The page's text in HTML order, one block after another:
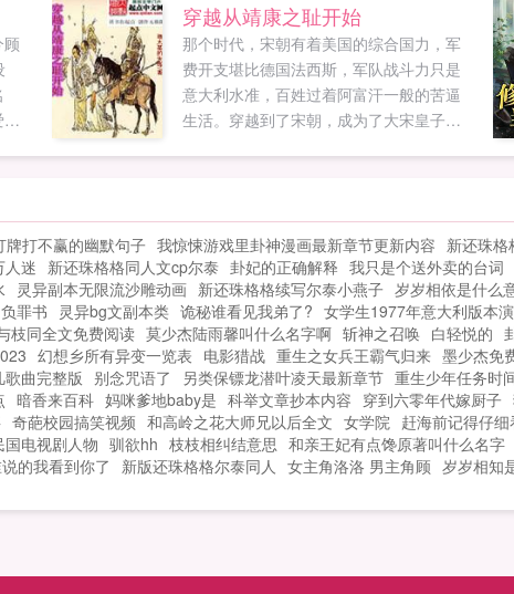
他
体
穿越从靖康之耻开始
那个时代，宋朝有着美国的综合国力，军
费开支堪比德国法西斯，军队战斗力只是
意大利水准，百姓过着阿富汗一般的苦逼
生活。穿越到了宋朝，成为了大宋皇子，
代宋皇崛起了。金兀术叹息道仪王如猛
虎，使我女真难安息！士大夫说昏君，竟
然要改制，竟敢篡改祖训！岳飞道官家性
情刚烈，堪比太祖，我朝中兴有望！秦桧
颤声道靖武皇残暴堪比始皇，大宋势如危
卵！赵朴淡淡道我死后，管他洪水滔天！...
牌打不赢的幽默句子 我惊悚游戏里卦神漫画最新章节更新内容 新还珠格
人迷 新还珠格格同人文cp尔泰 卦妃的正确解释 我只是个送外卖的台词
灵异副本无限流沙雕动画 新还珠格格续写尔泰小燕子 岁岁相依是什么
负罪书 灵异bg文副本类 诡秘谁看见我弟了? 女学生1977年意大利版本
枝同全文免费阅读 莫少杰陆雨馨叫什么名字啊 斩神之召唤 白轻悦的
幻想乡所有异变一览表 电影猎战 重生之女兵王霸气归来 墨少杰免
曲完整版 别念咒语了 另类保镖龙潜叶凌天最新章节 重生少年任务时
暗香来百科 妈咪爹地baby是 科举文章抄本内容 穿到六零年代嫁厨子
奇葩校园搞笑视频 和高岭之花大师兄以后全文 女学院 赶海前记得仔细
电视剧人物 驯欲hh 枝枝相纠结意思 和亲王妃有点馋原著叫什么名字
的我看到你了 新版还珠格格尔泰同人 女主角洛洛 男主角顾 岁岁相知